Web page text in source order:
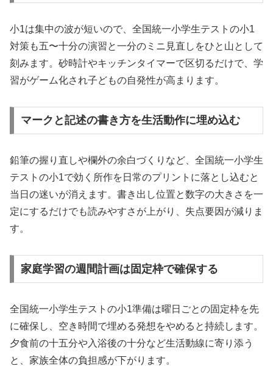
小1は集中の波が短いので、全国統一小学生テストの小1
対策も五〜十分の演習と一分のミニ見直しをひと山として
刻みます。砂時計やキッチンタイマーで区切るだけで、学
習がゲーム化され子どもの自発性が高まります。
マークと記述の書き方を生活動作に埋め込む
鉛筆の握り直しや欄外の余白づくりなど、全国統一小学生
テストの小1で効く所作を日常のプリントに落とし込むと
当日の迷いが消えます。書き出し位置と数字の大きさを一
定にするだけでも読みやすさが上がり、失点要因が減りま
す。
家庭学習の週間計画は固定枠で確保する
全国統一小学生テストの小1準備は曜日ごとの固定枠を先
に確保し、空き時間で埋める発想をやめると持続します。
夕食前の十五分や入浴後の十分など生活動線に寄り添う
と、家族全体の負担感が下がります。